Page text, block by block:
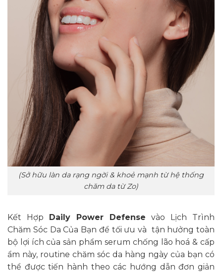
(Sở hữu làn da rạng ngời & khoẻ mạnh từ hệ thống
chăm da từ Zo)
Kết Hợp Daily Power Defense vào Lịch Trình
Chăm Sóc Da Của Bạn để tối ưu và tận hưởng toàn
bộ lợi ích của sản phẩm serum chống lão hoá & cấp
ẩm này, routine chăm sóc da hàng ngày của bạn có
thể được tiến hành theo các hướng dẫn đơn giản